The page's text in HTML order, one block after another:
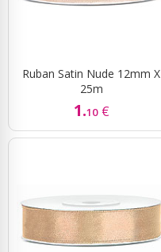
Ruban Satin Nude 12mm X
25m
1.10 €